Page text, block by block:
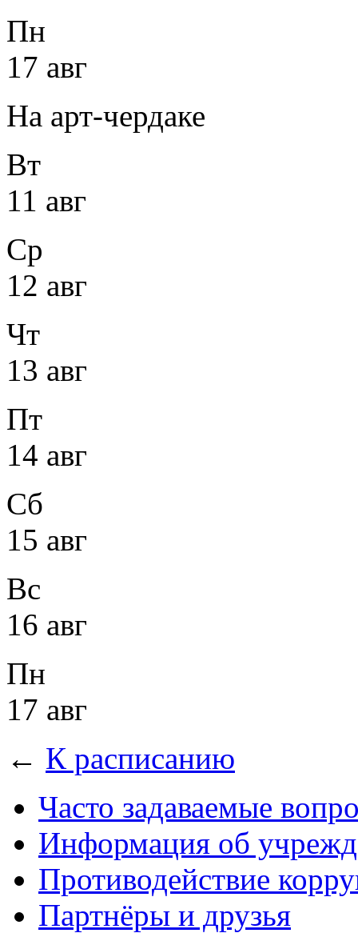
Пн
17 авг
На арт-чердаке
Вт
11 авг
Ср
12 авг
Чт
13 авг
Пт
14 авг
Сб
15 авг
Вс
16 авг
Пн
17 авг
← К расписанию
Часто задаваемые
Информация об
Противодействие
Партнёры и друзья